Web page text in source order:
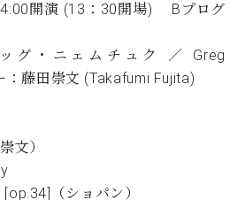
開演 (13：30開場) Bプログ
グ・ニェムチュク ／ Greg
藤田崇文 (Takafumi Fujita)
文）
（ショパン）